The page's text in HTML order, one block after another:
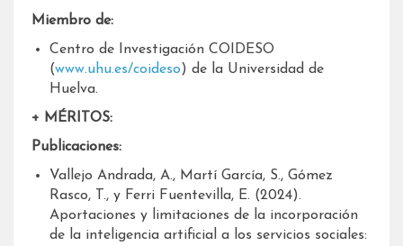
Miembro de:
Centro de Investigación COIDESO
(www.uhu.es/coideso) de la Universidad de
Huelva.
+ MÉRITOS:
Publicaciones:
Vallejo Andrada, A., Martí García, S., Gómez
Rasco, T., y Ferri Fuentevilla, E. (2024).
Aportaciones y limitaciones de la incorporación
de la inteligencia artificial a los servicios sociales: